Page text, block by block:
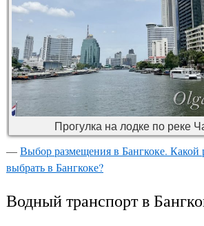
Прогулка на лодке по реке
—Выбор размещения в Бангкоке. Какой
выбрать в Бангкоке?
Водный транспорт в